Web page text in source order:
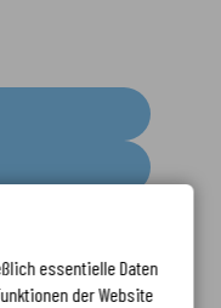
essentielle Daten
der Website